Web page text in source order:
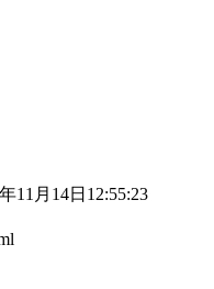
11月14日12:55:23